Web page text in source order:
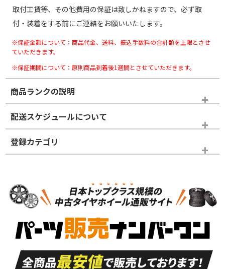
取付工賃等、その他費用の保証は致しかねますので、必ず取
付・装着をする前にご連絡をお願いいたします。
※保証金額について：商品代金、送料、振込手数料の合計額を上限とさせ
ていただきます。
※保証期間について：原則商品到着後1週間とさせていただきます。
商品ランクの説明
※商品ランクは出品者の主観により判断しておりますので、あら
かじめご了承ください。
ホイールランク
S
品）
S
新車外し品（新古
付き
A
走行距離も少なく、
目立つ傷もほとんど
ない中古品
A
走行距離も少なく、
非常に状態の良い中
古品
配送スケジュールについて
登録カテゴリ
スタッドレスタイヤホイールセット